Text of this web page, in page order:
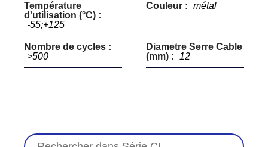
Température
d'utilisation (°C) :
-55;+125
Couleur : métal
Nombre de cycles :
>500
Diametre Serre Cable
(mm) :
12